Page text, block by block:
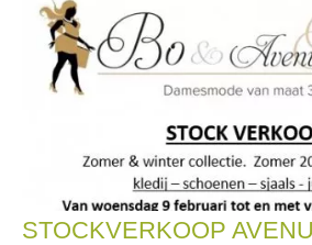
STOCKVERKOOP